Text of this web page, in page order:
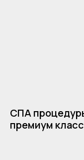
СПА
премиум